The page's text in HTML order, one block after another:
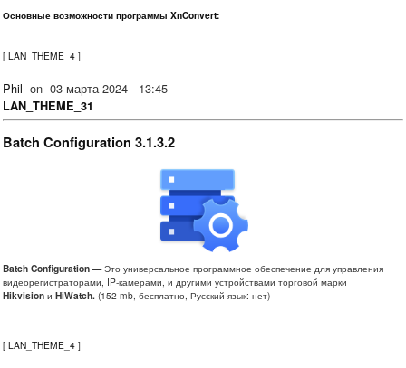
Основные возможности программы XnConvert:
[ LAN_THEME_4 ]
Phil on 03 марта 2024 - 13:45
LAN_THEME_31
Batch Configuration 3.1.3.2
Batch Configuration —Это универсальное программное обеспечение для управления
видеорегистраторами, IP-камерами, и другими устройствами торговой марки
Hikvision и HiWatch. (152 mb, бесплатно, Русский язык: нет)
[ LAN_THEME_4 ]